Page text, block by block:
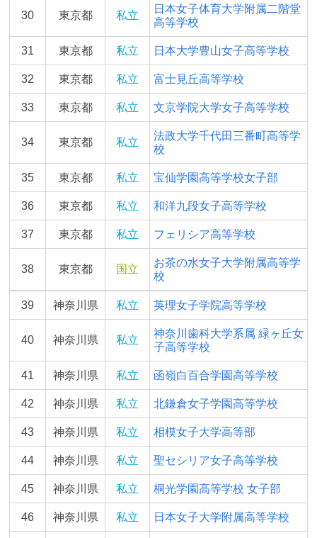
30 東京都 私立
日本女子体育大学附属二階堂
高等学校
31 東京都 私立 日本大学豊山女子高等学校
32 東京都 私立 富士見丘高等学校
33 東京都 私立 文京学院大学女子高等学校
34 東京都 私立
法政大学千代田三番町高等学
校
35 東京都 私立 宝仙学園高等学校女子部
36 東京都 私立 和洋九段女子高等学校
37 東京都 私立 フェリシア高等学校
38 東京都 国立
お茶の水女子大学附属高等学
校
39 神奈川県 私立 英理女子学院高等学校
40 神奈川県 私立
神奈川歯科大学系属 緑ヶ丘女
子高等学校
41 神奈川県 私立 函嶺白百合学園高等学校
42 神奈川県 私立 北鎌倉女子学園高等学校
43 神奈川県 私立 相模女子大学高等部
44 神奈川県 私立 聖セシリア女子高等学校
45 神奈川県 私立 桐光学園高等学校 女子部
46 神奈川県 私立 日本女子大学附属高等学校